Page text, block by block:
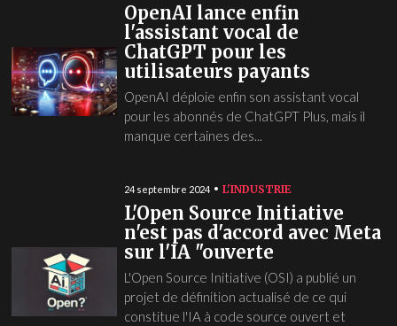
OpenAI lance enfin
l'assistant vocal de
ChatGPT pour les
utilisateurs payants
OpenAI déploie enfin son assistant vocal
pour les abonnés de ChatGPT Plus, mais il
manque certaines des...
24 septembre 2024 L'INDUSTRIE
L'Open Source Initiative
n'est pas d'accord avec Meta
sur l'IA "ouverte
L'Open Source Initiative (OSI) a publié un
projet de définition actualisé de ce qui
constitue l'IA à code source ouvert et